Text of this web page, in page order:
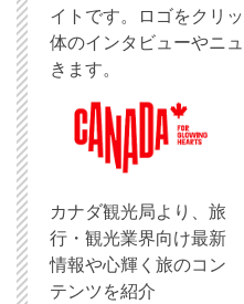
イトです。ロゴをクリ
体のインタビューやニ
きます。
​カナダ観光局より、旅
行・観光業界向け最新
情報や心輝く旅のコン
テンツを紹介